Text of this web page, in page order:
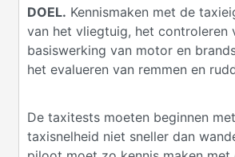
DOEL. Kennismaken met de
van het vliegtuig, het controleren
basiswerking van motor en
het evalueren van remmen en
De taxitests moeten beginnen
taxisnelheid niet sneller dan